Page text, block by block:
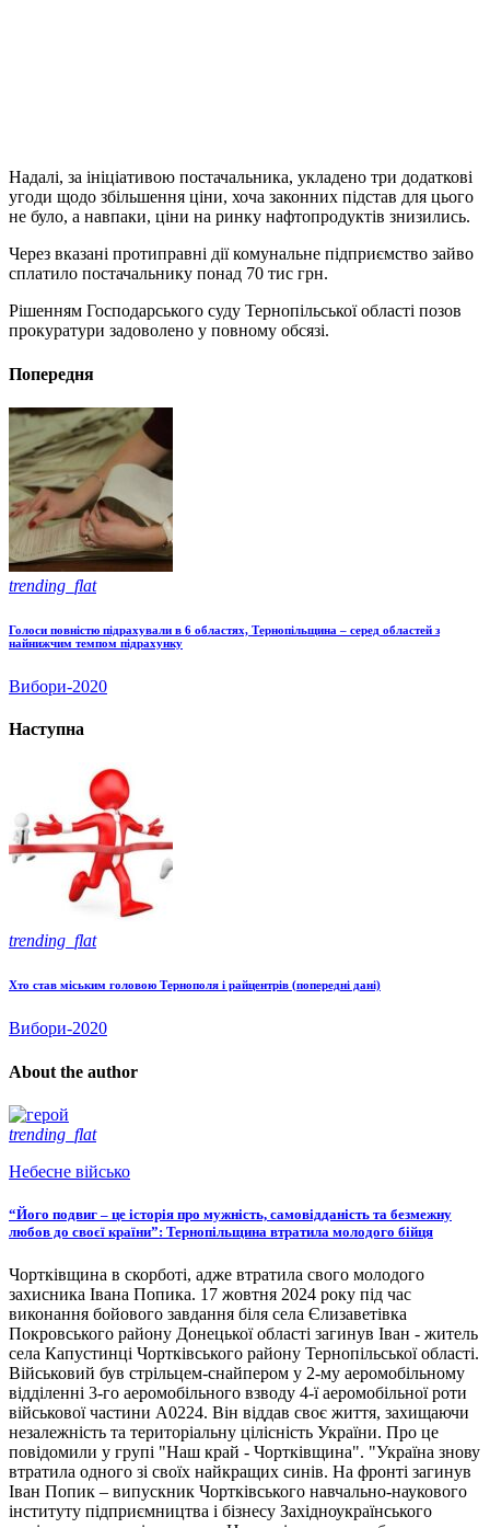
Надалі, за ініціативою постачальника, укладено три додаткові
угоди щодо збільшення ціни, хоча законних підстав для цього
не було, а навпаки, ціни на ринку нафтопродуктів знизились.
Через вказані протиправні дії комунальне підприємство зайво
сплатило постачальнику понад 70 тис грн.
Рішенням Господарського суду Тернопільської області позов
прокуратури задоволено у повному обсязі.
Попередня
trending_flat
Голоси повністю підрахували в 6 областях, Тернопільщина – серед областей з
найнижчим темпом підрахунку
Вибори-2020
Наступна
trending_flat
Хто став міським головою Тернополя і райцентрів (попередні дані)
Вибори-2020
About the author
trending_flat
Небесне військо
“Його подвиг – це історія про мужність, самовідданість та безмежну
любов до своєї країни”: Тернопільщина втратила молодого бійця
Чортківщина в скорботі, адже втратила свого молодого
захисника Івана Попика. 17 жовтня 2024 року під час
виконання бойового завдання біля села Єлизаветівка
Покровського району Донецької області загинув Іван - житель
села Капустинці Чортківського району Тернопільської області.
Військовий був стрільцем-снайпером у 2-му аеромобільному
відділенні 3-го аеромобільного взводу 4-ї аеромобільної роти
військової частини А0224. Він віддав своє життя, захищаючи
незалежність та територіальну цілісність України. Про це
повідомили у групі "Наш край - Чортківщина". "Україна знову
втратила одного зі своїх найкращих синів. На фронті загинув
Іван Попик – випускник Чортківського навчально-наукового
інституту підприємництва і бізнесу Західноукраїнського